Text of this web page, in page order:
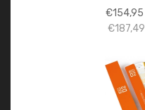
€154,95
€187,49